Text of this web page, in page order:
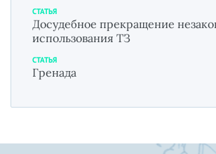
СТАТЬЯ
Досудебное прекращение
использования ТЗ
СТАТЬЯ
Гренада